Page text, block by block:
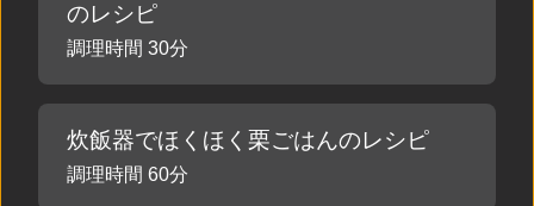
のレシピ
調理時間 30分
炊飯器でほくほく栗ごはんのレシピ
調理時間 60分